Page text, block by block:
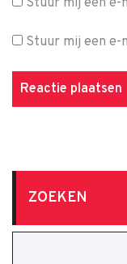
Stuur mij een e-
Stuur mij een e-
ZOEKEN